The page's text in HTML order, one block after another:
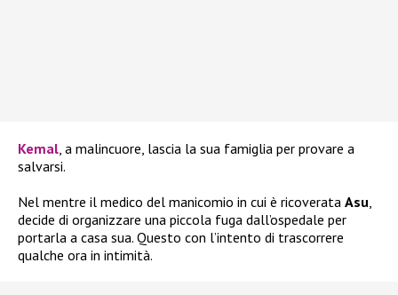
Kemal , a malincuore, lascia la sua famiglia per provare a
salvarsi.
Nel mentre il medico del manicomio in cui è ricoverata Asu
decide di organizzare una piccola fuga dall’ospedale per
portarla a casa sua. Questo con l’intento di trascorrere
qualche ora in intimità.